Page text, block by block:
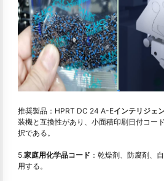
推奨製品：HPRT DC 24 A-Eインテリジェ
装機と互換性があり、小面積印刷日付コー
択である。
5.家庭用化学品コード ：乾燥剤、防腐剤、
用する。